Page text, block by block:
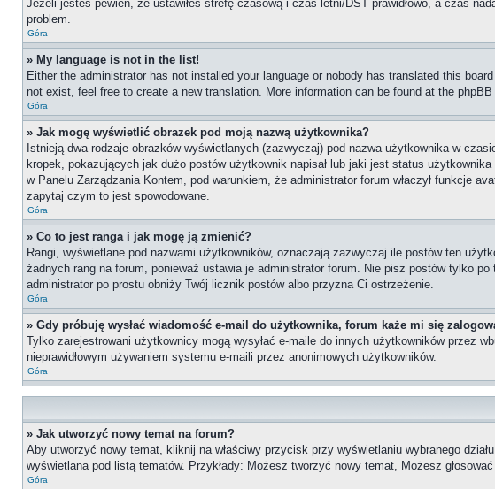
Jeżeli jesteś pewien, że ustawiłeś strefę czasową i czas letni/DST prawidłowo, a czas
problem.
Góra
» My language is not in the list!
Either the administrator has not installed your language or nobody has translated this
not exist, feel free to create a new translation. More information can be found at the
Góra
» Jak mogę wyświetlić obrazek pod moją nazwą użytkownika?
Istnieją dwa rodzaje obrazków wyświetlanych (zazwyczaj) pod nazwa użytkownika w
kropek, pokazujących jak dużo postów użytkownik napisał lub jaki jest status
w Panelu Zarządzania Kontem, pod warunkiem, że administrator forum właczył funkcje
zapytaj czym to jest spowodowane.
Góra
» Co to jest ranga i jak mogę ją zmienić?
Rangi, wyświetlane pod nazwami użytkowników, oznaczają zazwyczaj ile postów ten
żadnych rang na forum, ponieważ ustawia je administrator forum. Nie pisz postów tylko
administrator po prostu obniży Twój licznik postów albo przyzna Ci ostrzeżenie.
Góra
» Gdy próbuję wysłać wiadomość e-mail do użytkownika, forum każe mi się
Tylko zarejestrowani użytkownicy mogą wysyłać e-maile do innych użytkowników przez
nieprawidłowym używaniem systemu e-maili przez anonimowych użytkowników.
Góra
» Jak utworzyć nowy temat na forum?
Aby utworzyć nowy temat, kliknij na właściwy przycisk przy wyświetlaniu wybranego
wyświetlana pod listą tematów. Przykłady: Możesz tworzyć nowy temat, Możesz
Góra